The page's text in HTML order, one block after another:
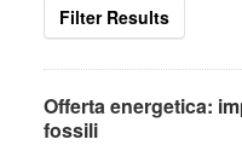
Filter Results
Offerta energetica:
fossili